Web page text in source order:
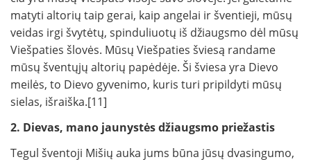
matyti altorių taip gerai, kaip angelai ir šventieji, mūsų
veidas irgi švytėtų, spinduliuotų iš džiaugsmo dėl mūsų
Viešpaties šlovės. Mūsų Viešpaties šviesą randame
mūsų šventųjų altorių papėdėje. Ši šviesa yra Dievo
meilės, to Dievo gyvenimo, kuris turi pripildyti mūsų
sielas, išraiška.[11]
2. Dievas, mano jaunystės džiaugsmo priežastis
Tegul šventoji Mišių auka jums būna jūsų dvasingumo,